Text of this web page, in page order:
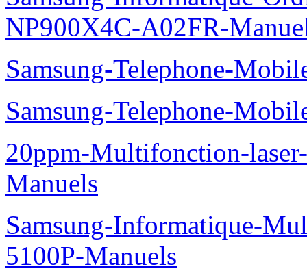
NP900X4C-A02FR-
Samsung-Telephone-
Samsung-Telephone-
20ppm-Multifonction-
Manuels
Samsung-Informatique-
5100P-Manuels